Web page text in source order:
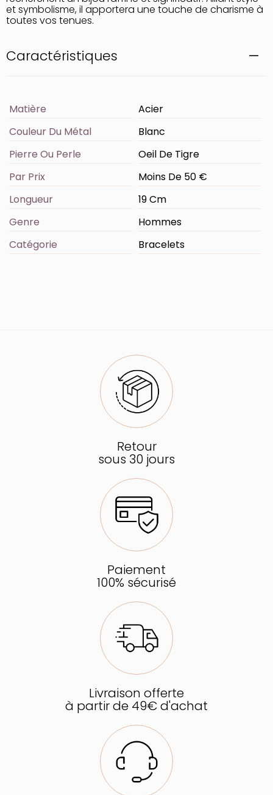
et symbolisme, il apportera une touche de charisme à
toutes vos tenues.
Caractéristiques
Matière
Acier
Couleur Du Métal
Blanc
Pierre Ou Perle
Oeil De Tigre
Par Prix
Moins De 50 €
Longueur
19 Cm
Genre
Hommes
Catégorie
Bracelets
Retour
sous 30 jours
Paiement
100% sécurisé
Livraison offerte
à partir de 49€ d'achat